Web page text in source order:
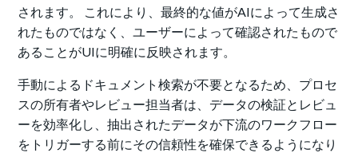
されます。 これにより、最終的な値がAIによって生成さ
れたものではなく、ユーザーによって確認されたもので
あることがUIに明確に反映されます。
手動によるドキュメント検索が不要となるため、プロセ
スの所有者やレビュー担当者は、データの検証とレビュ
ーを効率化し、抽出されたデータが下流のワークフロー
をトリガーする前にその信頼性を確保できるようになり